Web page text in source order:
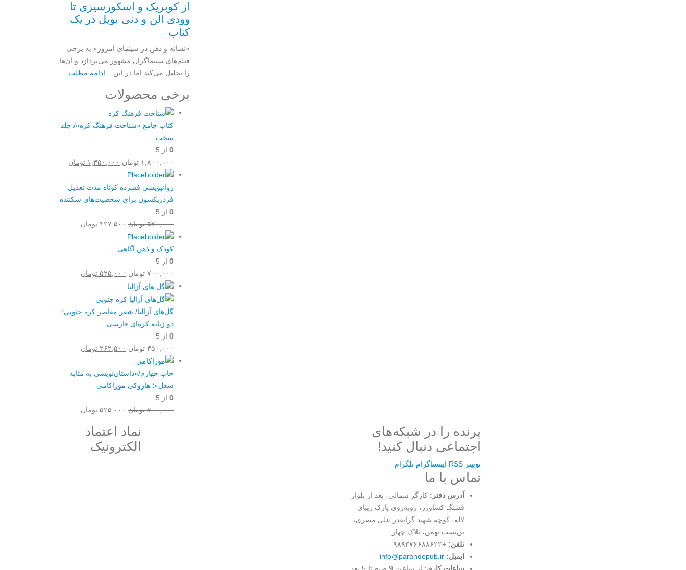
از کوبریک و اسکورسیزی تا
وودی الن و دنی بویل در یک
کتاب
«نشانه و ذهن در سینمای امروز» به برخی
فیلم‌های سینماگران مشهور می‌پردازد و آن‌ها
را تحلیل می‌کند اما در این... ادامه مطلب
برخی محصولات
کتاب جامع «شناخت فرهنگ کره»/ جلد
سخت
0 از 5
۱,۸۰۰,۰۰۰ تومان قیمت
۱,۸۰۰,۰۰۰ تومان
بود.
۱,۳۵۰,۰۰۰ تومان
روانپویشی فشرده کوتاه مدت تعدیل
فردریکسون برای شخصیت‌های شکننده
0 از 5
۵۷۰,۰۰۰ تومان قیمت
۴۲۷,۵۰۰ تومان
کودک و ذهن آگاهی
0 از 5
۷۰۰,۰۰۰ تومان قیمت
بود.
۵۲۵,۰۰۰ تومان
گل‌‌های آزالیا/ شعر معاصر کره جنوبی؛
دو زبانه کره‌ای فارسی
0 از 5
۳۵۰,۰۰۰ تومان قیمت
۳۵۰,۰۰۰ تومان
بود.
۲۶۲,۵۰۰ تومان
۲۶۲,۵۰۰ تومان.چاپ چهارم/«داستان‌نویسی به مثابه
شغل»؛ هاروکی موراکامی
0 از 5
۷۰۰,۰۰۰ تومان قیمت
۷۰۰,۰۰۰ تومان
بود.
۵۲۵,۰۰۰ تومان
پرنده را در شبکه‌های
اجتماعی دنبال کنید!
توییتر RSS اینستاگرام تلگرام
تماس با ما
آدرس دفتر: کارگر شمالی، بعد از بلوار
قشنگ کشاورز، روبه‌روی پارک زیبای
لاله، کوچه شهید گرانقدر علی مصری،
بن‌بست بهمن، پلاک چهار
تلفن: +۹۸۹۳۷۶۶۸۸۶۲۲
ایمیل: info@parandepub.ir
نماد اعتماد
الکترونیک